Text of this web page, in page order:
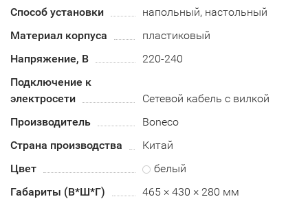
Способ установки
напольный, настольный
Материал корпуса
пластиковый
Напряжение, В
220-240
Подключение к
электросети
Сетевой кабель с вилкой
Производитель
Boneco
Страна производства
Китай
Цвет
белый
Габариты (В*Ш*Г)
465 × 430 × 280 мм